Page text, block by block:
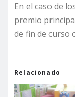
En el caso de
premio
de fin de curso
Relacionado